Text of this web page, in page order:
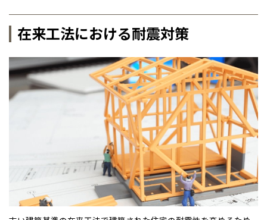
在来工法における耐震対策